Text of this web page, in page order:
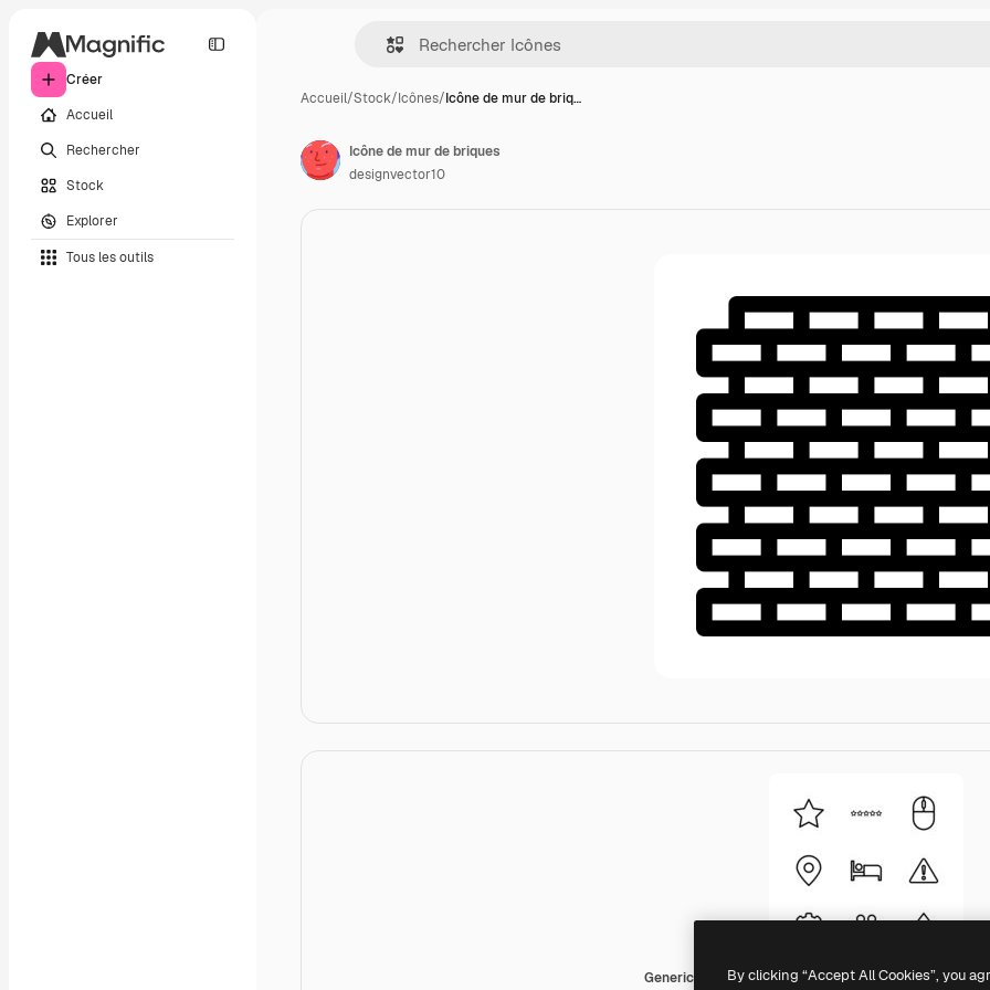
Créer
Accueil
Rechercher
Stock
Explorer
Tous les outils
Accueil/Stock/Icônes/Icône de mur de briq…
Generic Detailed Outline
Icône de mur de briques
designvector10
By clicking “Accept All Cookies”, you